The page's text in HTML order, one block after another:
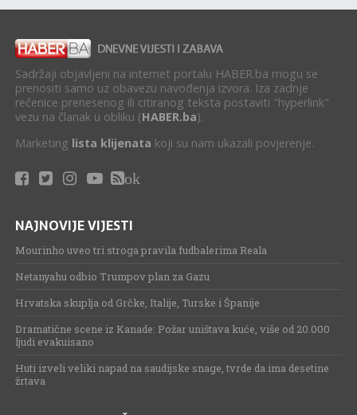
Sadržaji objavljeni na internet portalu HABER.ba mogu se
prenositi samo uz obavezu navođenja izvora. Iza zadnje
rečenice prenesenog ili citiranog teksta postaviti "hyperlink"
vezu na članak u obliku (HABER.ba).
Marketing lista klijenata koji su nam ukazali povjerenje.
ok
NAJNOVIJE VIJESTI
Mourinho uveo tri stroga pravila fudbalerima Reala
Netanyahu odbio Trumpov plan za Gazu
Hrvatska skuplja od Grčke, Italije, Turske i Španije
Dramatične scene iz Kanade: Požar uništava kuće, više od 20.000
ljudi evakuisano
Huti izveli veliki napad na saudijske snage, tvrde da ima desetine
žrtava